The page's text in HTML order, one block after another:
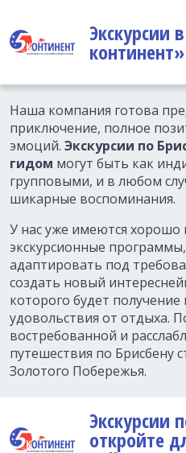
Экскурсии
континент»
Наша компания готова
приключение, полное
эмоций. Экскурсии по
гидом могут быть как
групповыми, и в любом
шикарные воспоминания.
У нас уже имеются хорошо
экскурсионные
адаптировать под
создать новый
которого будет
удовольствия от отдыха.
востребованной и
путешествия по Брисбену
Золотого Побережья.
Экскурсии
откройте